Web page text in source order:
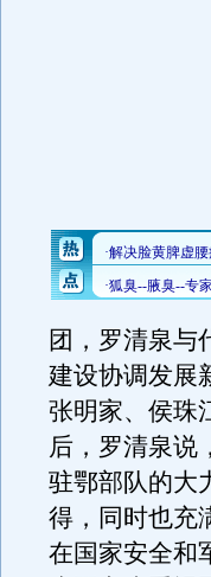
团，罗清泉与
建设协调发展
张明家、侯珠
后，罗清泉说
驻鄂部队的大
得，同时也充
在国家安全和